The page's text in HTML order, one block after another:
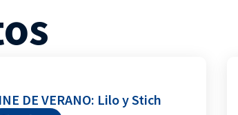
DE VERANO: Lilo y Stich